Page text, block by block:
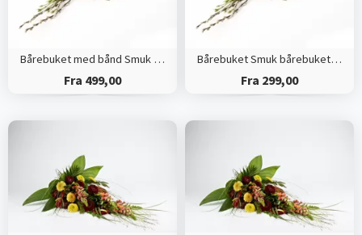
Bårebuket med bånd Smuk bårebuket efter blomsterdekoratørens valg
Fra 499,00
Bårebuket Smuk bårebuket efter blomsterdekoratørens valg
Fra 299,00